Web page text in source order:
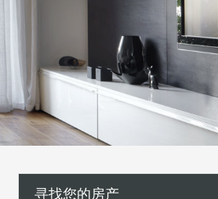
寻找您的房产